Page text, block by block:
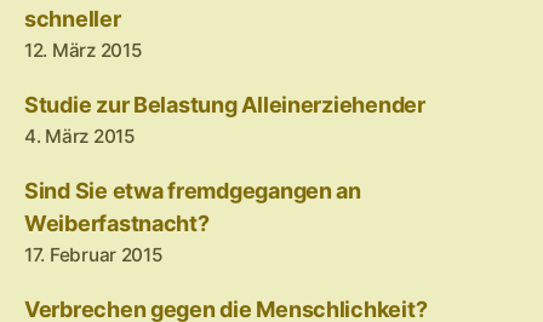
schneller
12. März 2015
Studie zur Belastung Alleinerziehender
4. März 2015
Sind Sie etwa fremdgegangen an
Weiberfastnacht?
17. Februar 2015
Verbrechen gegen die Menschlichkeit?